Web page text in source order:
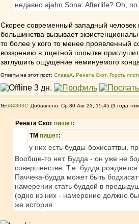
недавно ajahn Sona: Afterlife? Oh,
Скорее современный западный человек
большинства вызывает
то более у кого то менее проявленный
воззрению в тщетной попытке
заглушить ощущение неминуемого
Ответы на этот пост: СлаваА Рената Скот, Горсть
№634303 Добавлено: Ср 30 Авг 23, 15:45 (3 года
Рената Скот пишет:
ТМ пишет:
у них есть будды-бохисаттвы,
Вообще-то нет. Будда - он уже не
совершенстве. Т.е. будда
Паччека-будда может быть
намерении стать буддой в
(одно из них - намерение должно
же история.